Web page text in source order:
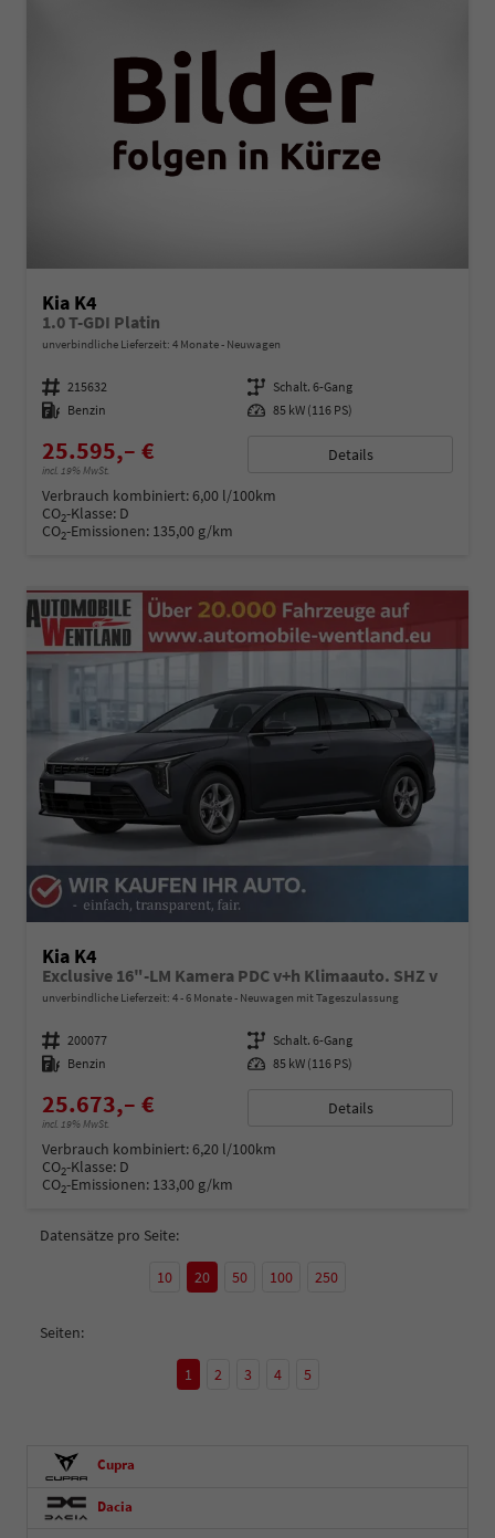
Kia K4
1.0 T-GDI Platin
unverbindliche Lieferzeit: 4 Monate Neuwagen
Fahrzeugnummer 215632 Getriebe Schalt. 6-Gang
Kraftstoff Benzin Leistung 85 kW (116 PS)
25.595,– €
incl. 19% MwSt.
Details
Verbrauch kombiniert:6,00 l/100km
CO2-Klasse: D
CO2-Emissionen: 135,00 g/km
Kia K4
Exclusive 16"-LM Kamera PDC v+h Klimaauto. SHZ v
unverbindliche Lieferzeit: 4 - 6 Monate Neuwagen mit Tageszulassung
Fahrzeugnummer 200077 Getriebe Schalt. 6-Gang
Kraftstoff Benzin Leistung 85 kW (116 PS)
25.673,– €
incl. 19% MwSt.
Details
Verbrauch kombiniert:6,20 l/100km
CO2-Klasse: D
CO2-Emissionen: 133,00 g/km
Datensätze pro Seite:
10 20 50 100 250
Seiten:
1 2 3 4 5
Cupra
Dacia